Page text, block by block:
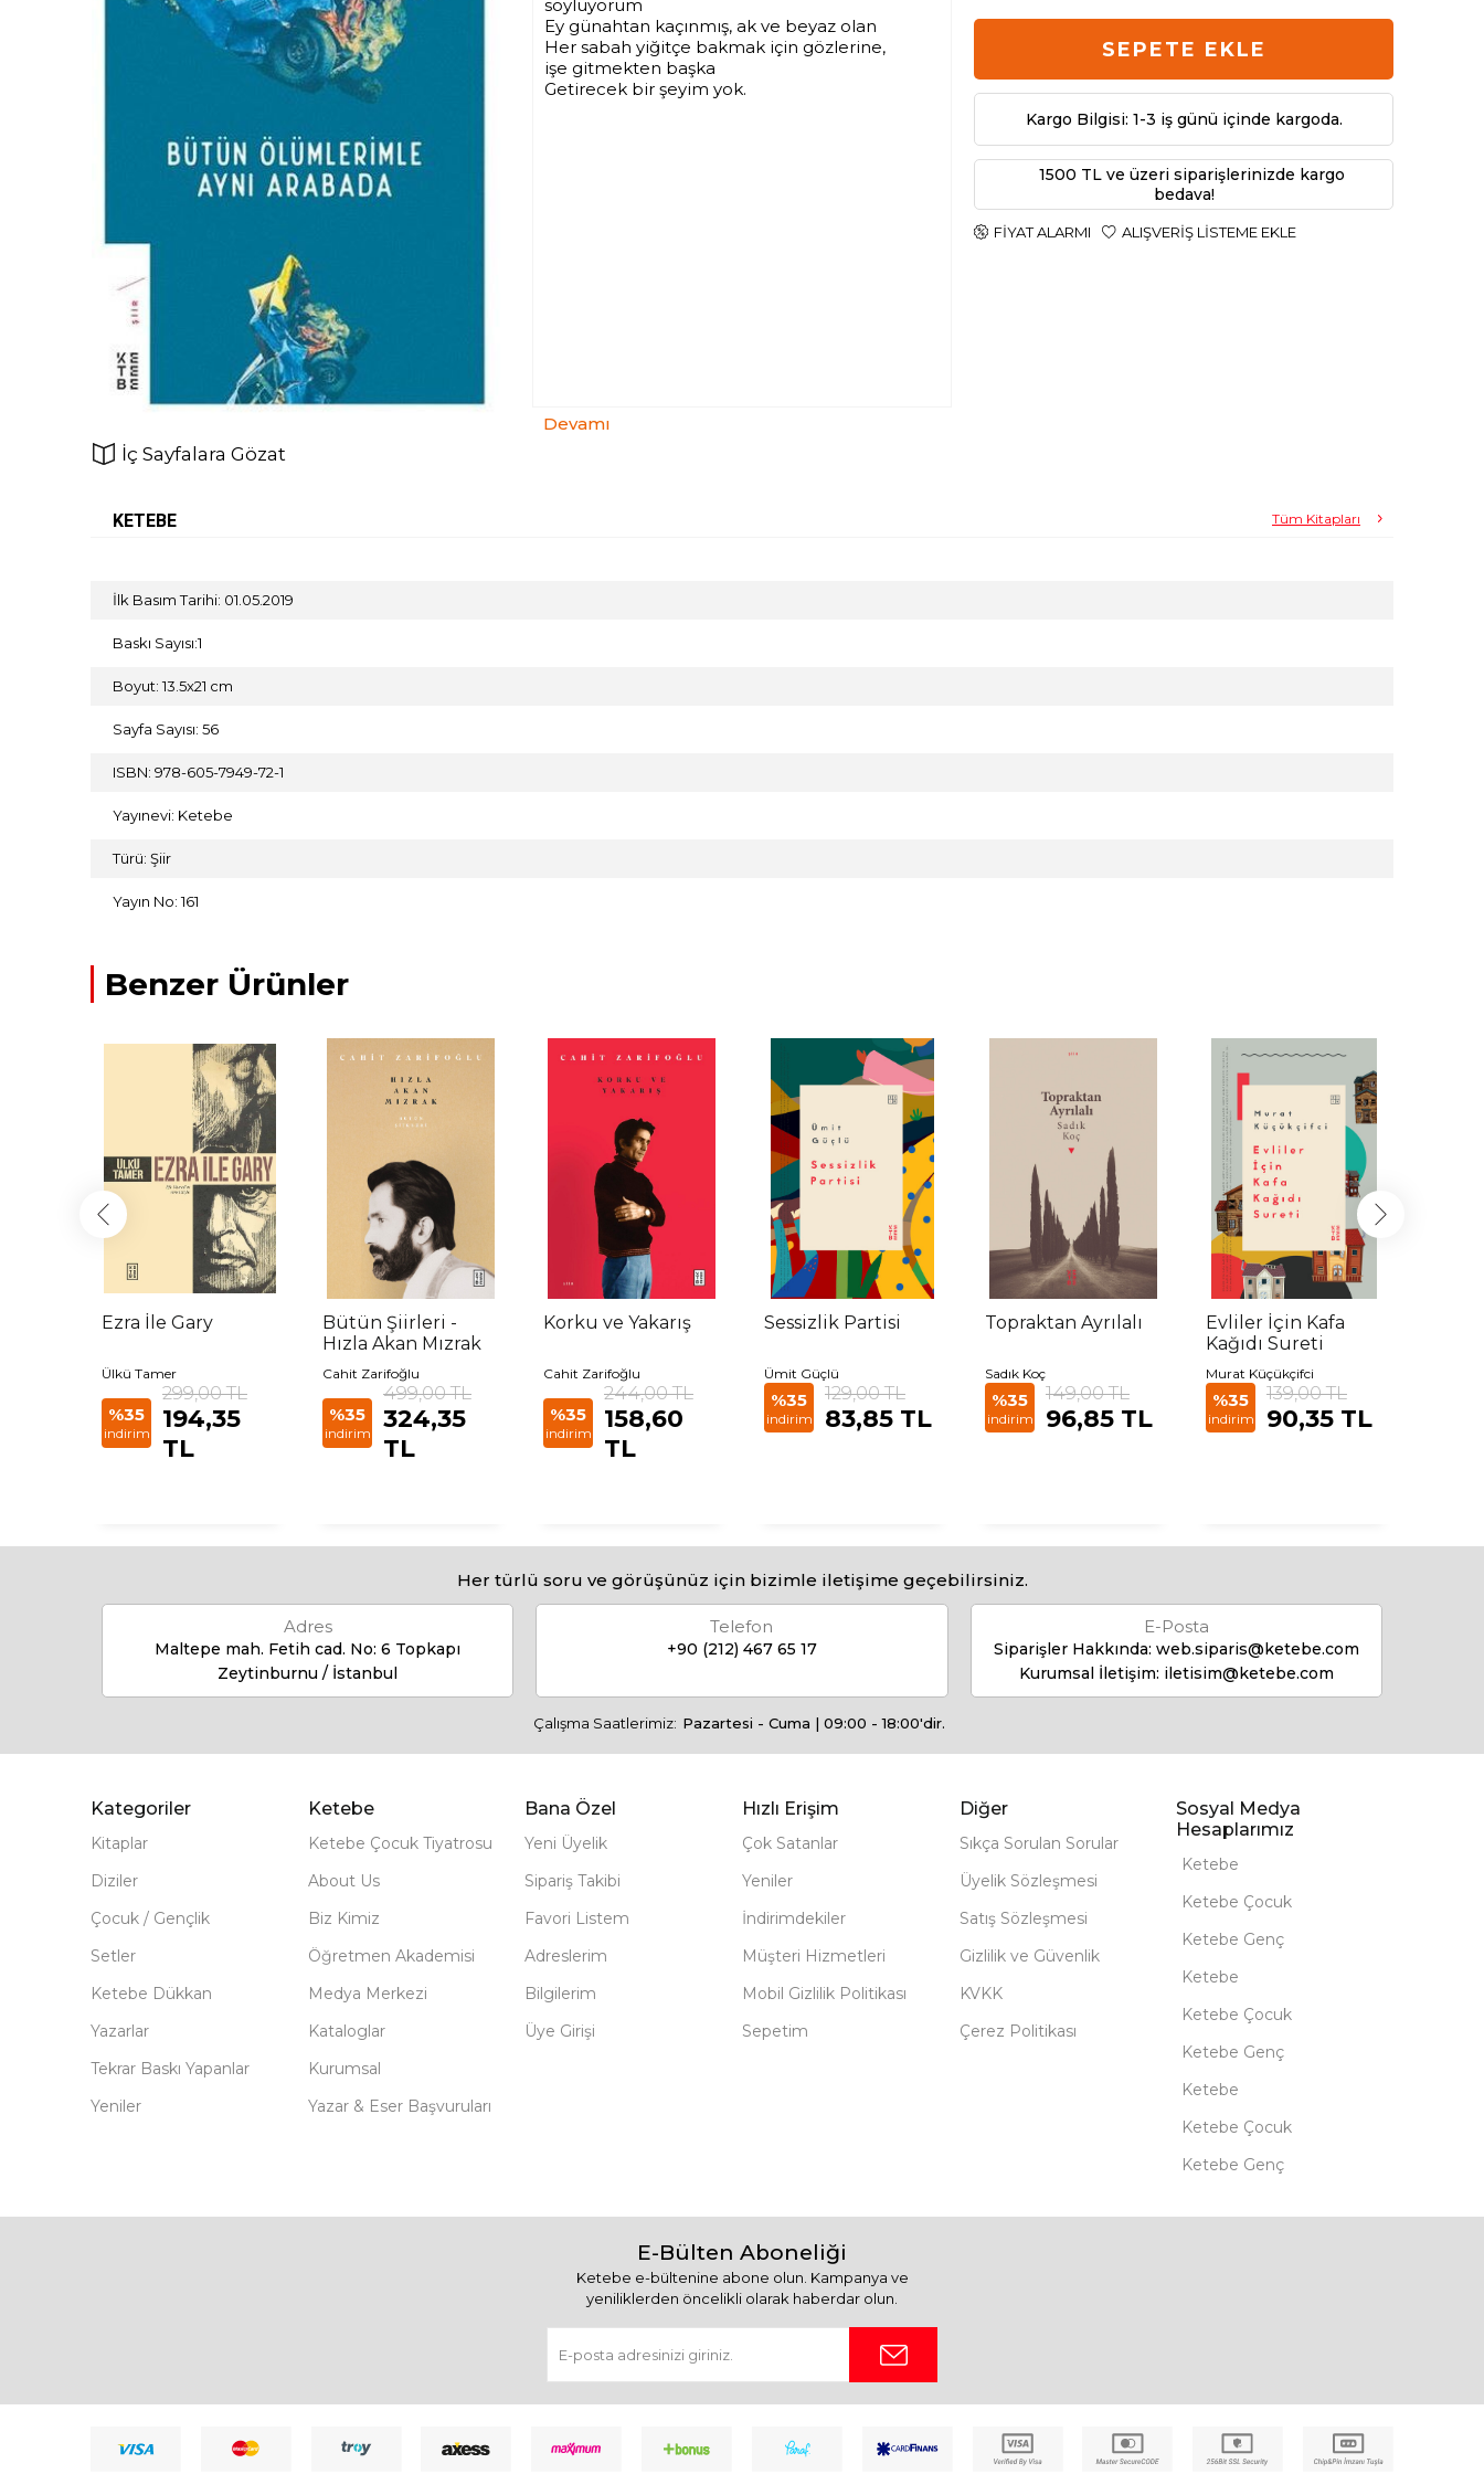
İç Sayfalara Gözat
söylüyorum
Ey günahtan kaçınmış, ak ve beyaz olan
Her sabah yiğitçe bakmak için gözlerine,
işe gitmekten başka
Getirecek bir şeyim yok.
Devamı
SEPETE EKLE
Kargo Bilgisi: 1-3 iş günü içinde kargoda.
1500 TL ve üzeri siparişlerinizde kargo
bedava!
FIYAT ALARMI ALIŞVERIŞ LISTEME EKLE
KETEBE Tüm Kitapları
İlk Basım Tarihi: 01.05.2019
Baskı Sayısı:1
Boyut: 13.5x21 cm
Sayfa Sayısı: 56
ISBN: 978-605-7949-72-1
Yayınevi: Ketebe
Türü: Şiir
Yayın No: 161
Benzer Ürünler
Ezra İle Gary
Ülkü Tamer
%35
indirim
299,00 TL
194,35
TL
Bütün Şiirleri -
Hızla Akan Mızrak
Cahit Zarifoğlu
%35
indirim
499,00 TL
324,35
TL
Korku ve Yakarış
Cahit Zarifoğlu
%35
indirim
244,00 TL
158,60
TL
Sessizlik Partisi
Ümit Güçlü
%35
indirim
129,00 TL
83,85 TL
Topraktan Ayrılalı
Sadık Koç
%35
indirim
149,00 TL
96,85 TL
Evliler İçin Kafa
Kağıdı Sureti
Murat Küçükçifci
%35
indirim
139,00 TL
90,35 TL
Her türlü soru ve görüşünüz için bizimle iletişime geçebilirsiniz.
Adres
Maltepe mah. Fetih cad. No: 6 Topkapı
Zeytinburnu / İstanbul
Telefon
+90 (212) 467 65 17
E-Posta
Siparişler Hakkında: web.siparis@ketebe.com
Kurumsal İletişim: iletisim@ketebe.com
Çalışma Saatlerimiz: Pazartesi - Cuma | 09:00 - 18:00'dir.
Kategoriler
Kitaplar
Diziler
Çocuk / Gençlik
Setler
Ketebe Dükkan
Yazarlar
Tekrar Baskı Yapanlar
Yeniler
Ketebe
Ketebe Çocuk Tiyatrosu
About Us
Biz Kimiz
Öğretmen Akademisi
Medya Merkezi
Kataloglar
Kurumsal
Yazar & Eser Başvuruları
Bana Özel
Yeni Üyelik
Sipariş Takibi
Favori Listem
Adreslerim
Bilgilerim
Üye Girişi
Hızlı Erişim
Çok Satanlar
Yeniler
İndirimdekiler
Müşteri Hizmetleri
Mobil Gizlilik Politikası
Sepetim
Diğer
Sıkça Sorulan Sorular
Üyelik Sözleşmesi
Satış Sözleşmesi
Gizlilik ve Güvenlik
KVKK
Çerez Politikası
Sosyal Medya
Hesaplarımız
Ketebe
Ketebe Çocuk
Ketebe Genç
Ketebe
Ketebe Çocuk
Ketebe Genç
Ketebe
Ketebe Çocuk
Ketebe Genç
E-Bülten Aboneliği
Ketebe e-bültenine abone olun. Kampanya ve
yeniliklerden öncelikli olarak haberdar olun.